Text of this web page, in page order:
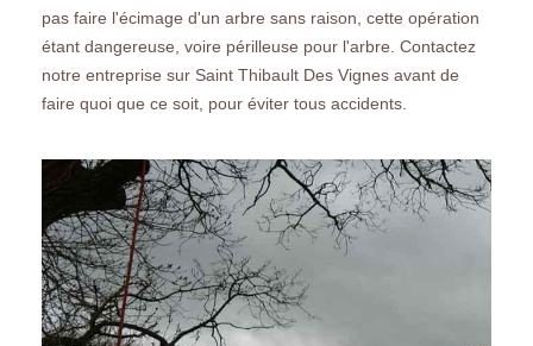
pas faire l'écimage d'un arbre sans raison, cette opération
étant dangereuse, voire périlleuse pour l'arbre. Contactez
notre entreprise sur Saint Thibault Des Vignes avant de
faire quoi que ce soit, pour éviter tous accidents.